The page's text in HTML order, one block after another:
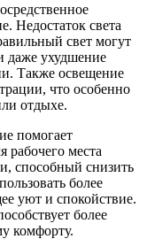
Недостаток света
свет могут
даже ухудшение
Также освещение
что особенно
отдыхе.
помогает
места
способный снизить
более
уют и спокойствие.
более
комфорту.